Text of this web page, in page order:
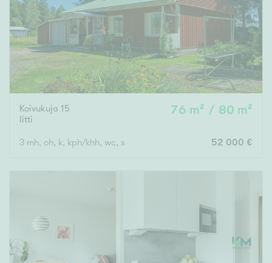
Uudiskohteet
Vain uudiskohteet Ei uudiskohteita
Arvokohteet
Vain arvokohteet Ei arvokohteita
Välttävä
Koivukuja 15
Iitti
76 m² / 80 m²
3 mh, oh, k, kph/khh, wc, s 52 000 €